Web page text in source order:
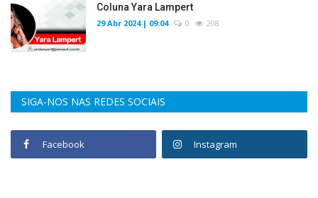
Coluna Yara Lampert
29 Abr 2024 | 09:04 0 208
SIGA-NOS NAS REDES SOCIAIS
Facebook Instagram